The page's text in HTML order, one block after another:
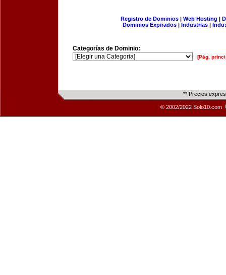
Registro de Dominios| Web Hosting |
Dominios Expirados | Industrias |
Categorías de Dominio:
[Pág.
** Precios
© 2002/2022 Solo10.com